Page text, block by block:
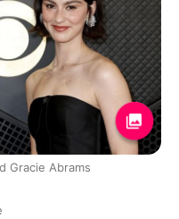
Gracie Abrams